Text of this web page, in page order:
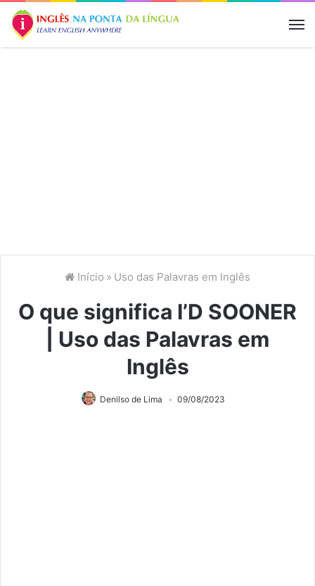
Início » Uso das Palavras em Inglês
O que significa I’D SOONER
| Uso das Palavras em
Inglês
Denilso de Lima 09/08/2023